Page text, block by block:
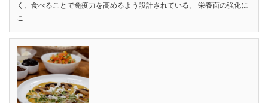
く、食べることで免疫力を高めるよう設計されている。 栄養面の強化に
こ...